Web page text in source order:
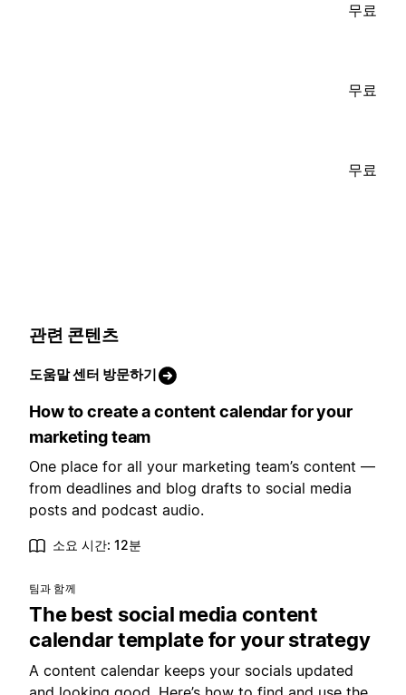
무료
무료
무료
관련 콘텐츠
도움말 센터 방문하기
How to create a content calendar for your
marketing team
One place for all your marketing team’s content —
from deadlines and blog drafts to social media
posts and podcast audio.
소요 시간: 12분
팀과 함께
The best social media content
calendar template for your strategy
A content calendar keeps your socials updated